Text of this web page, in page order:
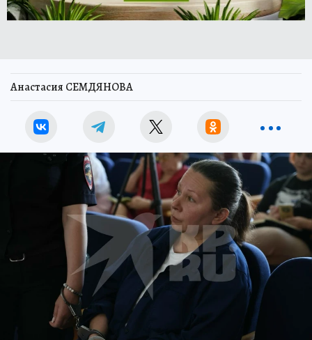
Анастасия СЕМДЯНОВА